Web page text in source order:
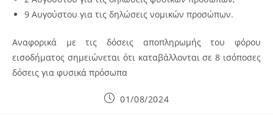
9 Αυγούστου για τις δηλώσεις νομικών προσώπων.
Αναφορικά με τις δόσεις αποπληρωμής του φόρου
εισοδήματος σημειώνεται ότι καταβάλλονται σε 8 ισόποσες
δόσεις για φυσικά πρόσωπα
Post01/08/2024